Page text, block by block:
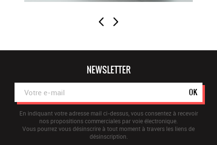
NEWSLETTER
OK
En indiquant votre adresse mail ci-dessus, vous consentez à recevoir
nos propositions commerciales par voie électronique.
Vous pourrez vous désinscrire à tout moment à travers les liens de
désinscription.